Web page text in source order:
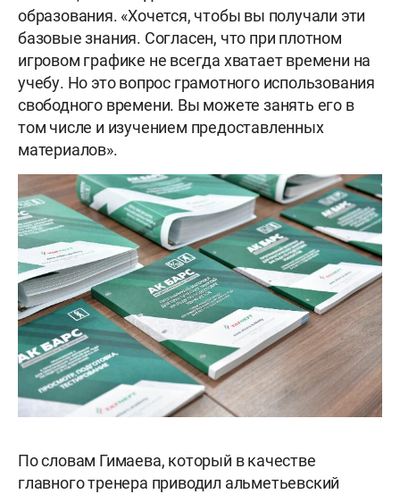
образования. «Хочется, чтобы вы получали эти
базовые знания. Согласен, что при плотном
игровом графике не всегда хватает времени на
учебу. Но это вопрос грамотного использования
свободного времени. Вы можете занять его в
том числе и изучением предоставленных
материалов».
По словам Гимаева, который в качестве
главного тренера приводил альметьевский